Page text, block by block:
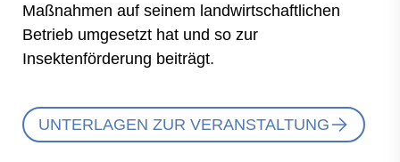
Maßnahmen auf seinem landwirtschaftlichen
Betrieb umgesetzt hat und so zur
Insektenförderung beiträgt.
UNTERLAGEN ZUR VERANSTALTUNG